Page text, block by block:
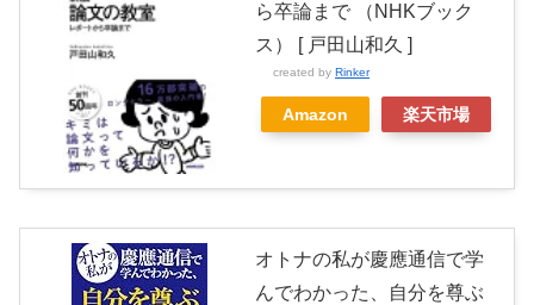
ら卒論まで （NHKブック
ス） [ 戸田山和久 ]
created by Rinker
Amazon 楽天市場
オトナの私が慶應通信で学
んでわかった、自分を尊ぶ